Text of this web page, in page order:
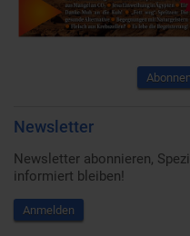
Newsletter
Newsletter abonnieren,
informiert bleiben!
Anmelden